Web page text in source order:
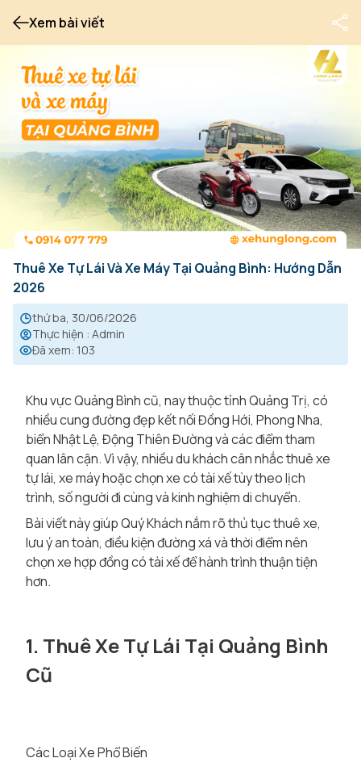
Xem bài viết
Thuê Xe Tự Lái Và Xe Máy Tại Quảng Bình: Hướng Dẫn
2026
thứ ba, 30/06/2026
Thực hiện : Admin
Đã xem: 103
Khu vực Quảng Bình cũ, nay thuộc tỉnh Quảng Trị, có
nhiều cung đường đẹp kết nối Đồng Hới, Phong Nha,
biển Nhật Lệ, Động Thiên Đường và các điểm tham
quan lân cận. Vì vậy, nhiều du khách cân nhắc thuê xe
tự lái, xe máy hoặc chọn xe có tài xế tùy theo lịch
trình, số người đi cùng và kinh nghiệm di chuyển.
Bài viết này giúp Quý Khách nắm rõ thủ tục thuê xe,
lưu ý an toàn, điều kiện đường xá và thời điểm nên
chọn xe hợp đồng có tài xế để hành trình thuận tiện
hơn.
1. Thuê Xe Tự Lái Tại Quảng Bình
Cũ
Các Loại Xe Phổ Biến